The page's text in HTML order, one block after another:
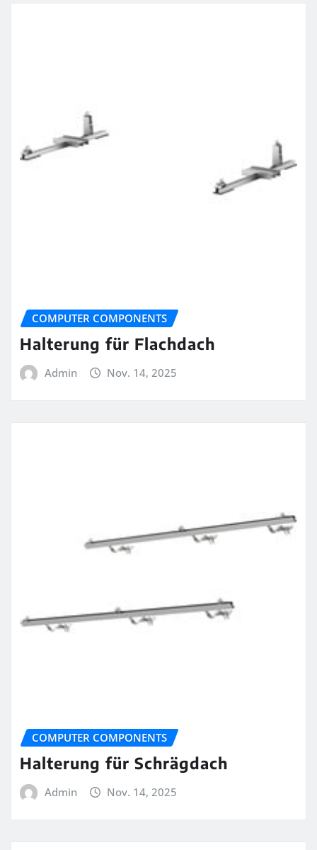
COMPUTER COMPONENTS
Halterung für Flachdach
Admin Nov. 14, 2025
COMPUTER COMPONENTS
Halterung für Schrägdach
Admin Nov. 14, 2025